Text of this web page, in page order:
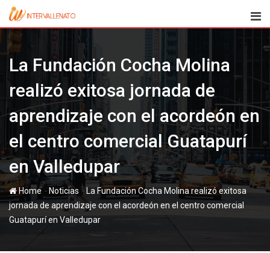
Skip
content
La Fundación Cocha Molina
realizó exitosa jornada de
aprendizaje con el acordeón en
el centro comercial Guatapurí
en Valledupar
Home- Noticias - La Fundación Cocha Molina realizó exitosa
jornada de aprendizaje con el acordeón en el centro comercial
Guatapurí en Valledupar